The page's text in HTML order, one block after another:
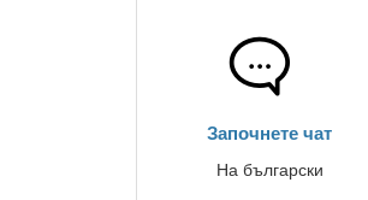
Започнете чат
На български